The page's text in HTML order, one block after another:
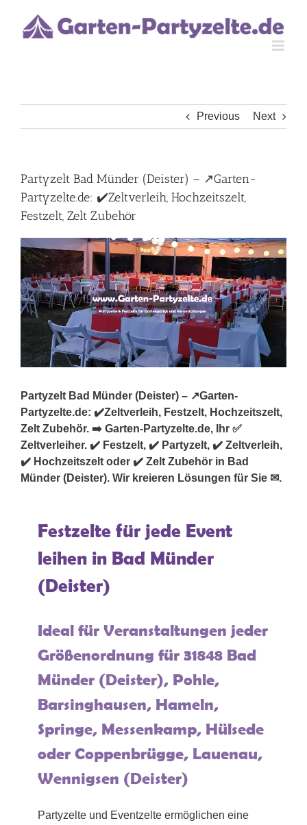
content
Previous Next
Partyzelt Bad Münder (Deister) – ↗️Garten-
Partyzelte.de: ✔️Zeltverleih, Hochzeitszelt,
Festzelt, Zelt Zubehör
Partyzelt Bad Münder (Deister) – ↗️Garten-
Partyzelte.de: ✔️Zeltverleih, Festzelt, Hochzeitszelt,
Zelt Zubehör. ➡️ Garten-Partyzelte.de, Ihr ✅
Zeltverleiher. ✔️ Festzelt, ✔️ Partyzelt, ✔️ Zeltverleih,
✔️ Hochzeitszelt oder ✔️ Zelt Zubehör in Bad
Münder (Deister). Wir kreieren Lösungen für Sie ✉.
Festzelte für jede Event
leihen in Bad Münder
(Deister)
Ideal für Veranstaltungen jeder
Größenordnung für 31848 Bad
Münder (Deister), Pohle,
Barsinghausen, Hameln,
Springe, Messenkamp, Hülsede
oder Coppenbrügge, Lauenau,
Wennigsen (Deister)
Partyzelte und Eventzelte ermöglichen eine